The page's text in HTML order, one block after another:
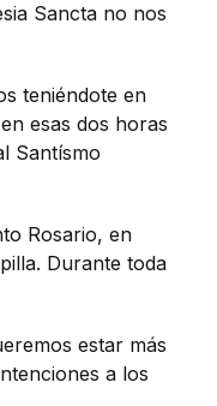
Sancta no nos
teniéndote en
esas dos horas
Santísmo
Rosario, en
Durante toda
estar más
a los